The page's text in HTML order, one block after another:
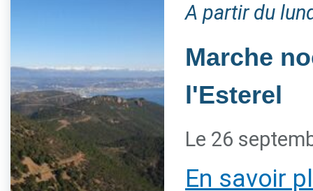
A partir du
Marche
l'Esterel
Le 26
En savoir